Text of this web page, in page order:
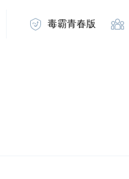
毒霸青春版